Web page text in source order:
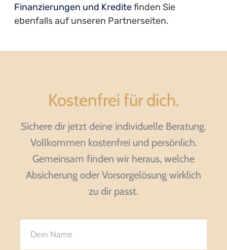
Finanzierungen und Kreditefinden Sie
ebenfalls auf unseren Partnerseiten.
Kostenfrei für dich.
Sichere dir jetzt deine individuelle Beratung.
Vollkommen kostenfrei und persönlich.
Gemeinsam finden wir heraus, welche
Absicherung oder Vorsorgelösung wirklich
zu dir passt.